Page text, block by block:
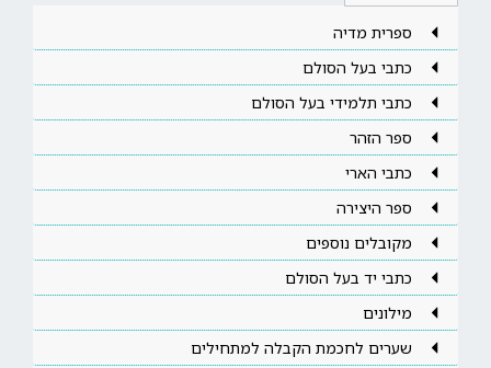
ספרית מדיה
כתבי בעל הסולם
כתבי תלמידי בעל הסולם
ספר הזהר
כתבי הארי
ספר היצירה
מקובלים נוספים
כתבי יד בעל הסולם
מילונים
שערים לחכמת הקבלה למתחילים